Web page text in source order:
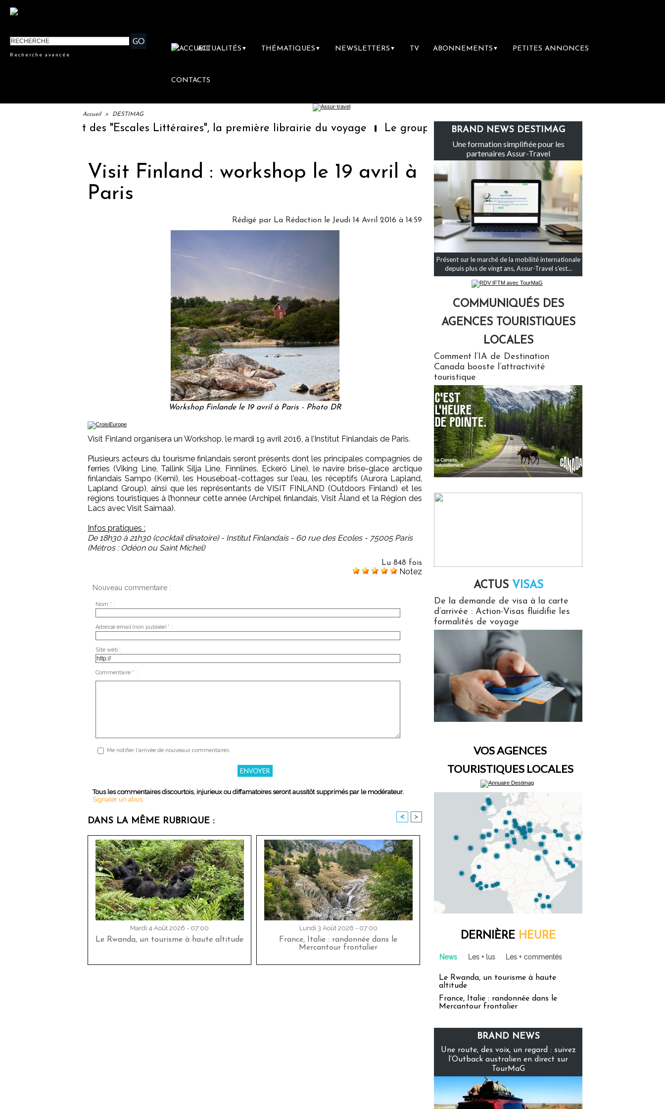
Recherche avancée
ACTUALITÉS ▼ THÉMATIQUES ▼ NEWSLETTERS ▼ TV ABONNEMENTS ▼ PETITES ANNONCES
CONTACTS
Accueil > DESTIMAG
: lancement des "Escales Littéraires", la première librairie du voyage Le groupe Sainte-Claire rachète Eden Tour
Visit Finland : workshop le 19 avril à
Paris
Rédigé par La Rédaction le Jeudi 14 Avril 2016 à 14:59
Workshop Finlande le 19 avril à Paris - Photo DR
Visit Finland organisera un Workshop, le mardi 19 avril 2016, à l’Institut Finlandais de Paris.
Plusieurs acteurs du tourisme finlandais seront présents dont les principales compagnies de
ferries (Viking Line, Tallink Silja Line, Finnlines, Eckerö Line), le navire brise-glace arctique
finlandais Sampo (Kemi), les Houseboat-cottages sur l'eau, les réceptifs (Aurora Lapland,
Lapland Group), ainsi que les représentants de VISIT FINLAND (Outdoors Finland) et les
régions touristiques à l’honneur cette année (Archipel finlandais, Visit Åland et la Région des
Lacs avec Visit Saimaa).
Infos pratiques :
De 18h30 à 21h30 (cocktail dînatoire) - Institut Finlandais - 60 rue des Ecoles - 75005 Paris
(Métros : Odéon ou Saint Michel)
Lu 848 fois
Notez
Nouveau commentaire :
Nom * :
Adresse email (non publiée) * :
Site web :
Commentaire * :
Me notifier l'arrivée de nouveaux commentaires
Tous les commentaires discourtois, injurieux ou diffamatoires seront aussitôt supprimés par le modérateur.
Signaler un abus
DANS LA MÊME RUBRIQUE : < >
Mardi 4 Août 2026 - 07:00
Le Rwanda, un tourisme à haute altitude
Lundi 3 Août 2026 - 07:00
France, Italie : randonnée dans le
Mercantour frontalier
BRAND NEWS DESTIMAG
Une formation simplifiée pour les
partenaires Assur-Travel
Présent sur le marché de la mobilité internationale
depuis plus de vingt ans, Assur-Travel s'est...
COMMUNIQUÉS DES
AGENCES TOURISTIQUES
LOCALES
Comment l’IA de Destination
Canada booste l’attractivité
touristique
ACTUS VISAS
De la demande de visa à la carte
d’arrivée : Action-Visas fluidifie les
formalités de voyage
VOS AGENCES
TOURISTIQUES LOCALES
DERNIÈRE HEURE
News Les + lus Les + commentés
Le Rwanda, un tourisme à haute
altitude
France, Italie : randonnée dans le
Mercantour frontalier
BRAND NEWS
Une route, des voix, un regard : suivez
l’Outback australien en direct sur
TourMaG